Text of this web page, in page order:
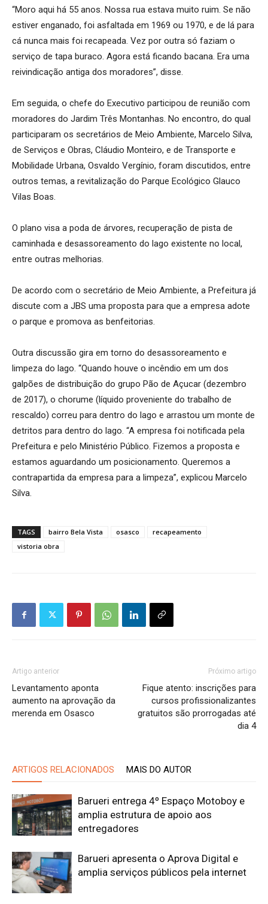
“Moro aqui há 55 anos. Nossa rua estava muito ruim. Se não
estiver enganado, foi asfaltada em 1969 ou 1970, e de lá para
cá nunca mais foi recapeada. Vez por outra só faziam o
serviço de tapa buraco. Agora está ficando bacana. Era uma
reivindicação antiga dos moradores”, disse.
Em seguida, o chefe do Executivo participou de reunião com
moradores do Jardim Três Montanhas. No encontro, do qual
participaram os secretários de Meio Ambiente, Marcelo Silva,
de Serviços e Obras, Cláudio Monteiro, e de Transporte e
Mobilidade Urbana, Osvaldo Vergínio, foram discutidos, entre
outros temas, a revitalização do Parque Ecológico Glauco
Vilas Boas.
O plano visa a poda de árvores, recuperação de pista de
caminhada e desassoreamento do lago existente no local,
entre outras melhorias.
De acordo com o secretário de Meio Ambiente, a Prefeitura já
discute com a JBS uma proposta para que a empresa adote
o parque e promova as benfeitorias.
Outra discussão gira em torno do desassoreamento e
limpeza do lago. “Quando houve o incêndio em um dos
galpões de distribuição do grupo Pão de Açucar (dezembro
de 2017), o chorume (líquido proveniente do trabalho de
rescaldo) correu para dentro do lago e arrastou um monte de
detritos para dentro do lago. “A empresa foi notificada pela
Prefeitura e pelo Ministério Público. Fizemos a proposta e
estamos aguardando um posicionamento. Queremos a
contrapartida da empresa para a limpeza”, explicou Marcelo
Silva.
TAGS bairro Bela Vista osasco
recapeamento
vistoria obra
Artigo anterior
Levantamento aponta
aumento na aprovação da
merenda em Osasco
Próximo artigo
Fique atento: inscrições para
cursos profissionalizantes
gratuitos são prorrogadas até
dia 4
ARTIGOS RELACIONADOS MAIS DO AUTOR
Barueri entrega 4º Espaço Motoboy e
amplia estrutura de apoio aos
entregadores
Barueri apresenta o Aprova Digital e
amplia serviços públicos pela internet